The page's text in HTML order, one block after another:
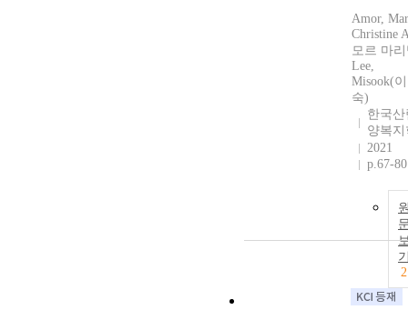
Amor,
Christine
모르 마
Lee,
Misook(
숙)
한국
양복
2021
p.67-80
2